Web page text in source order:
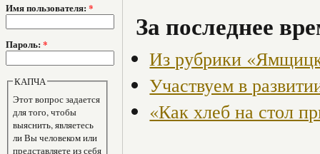
Имя пользователя: *
Пароль: *
КАПЧА
Этот вопрос задается
для того, чтобы
выяснить, являетесь
ли Вы человеком или
представляете из себя
За последнее
Из рубрики
Участвуем в
«Как хлеб на стол